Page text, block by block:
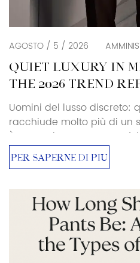
AGOSTO / 5 / 2026
QUIET LUXURY IN
THE 2026 TREND
Uomini del lusso discreto:
racchiude molto più di un
È un movimento verso
un'esclusività senza
addetti ai lavori, questo
dell'abbigliamento
2025-26. Cos'è il lusso
lusso discreto (alias
dall'estetica da ricchi)
PER SAPERNE DI PIÙ